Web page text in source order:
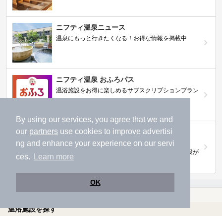
By using our services, you agree that we and
our partners use cookies to improve advertisi
ng and enhance your experience on our servi
ces.
Learn more
OK
ニフティ温泉ニュース
温泉にもっと行きたくなる！お得な情報を掲載中
ニフティ温泉 おふろパス
温浴施設をお得に楽しめるサブスクリプションプラン
【ニフティライフスタイル株主優待のご案
内】
株主優待制度で人気の温浴施設に行こう！対象施設が
拡充されました！
温浴施設を探す